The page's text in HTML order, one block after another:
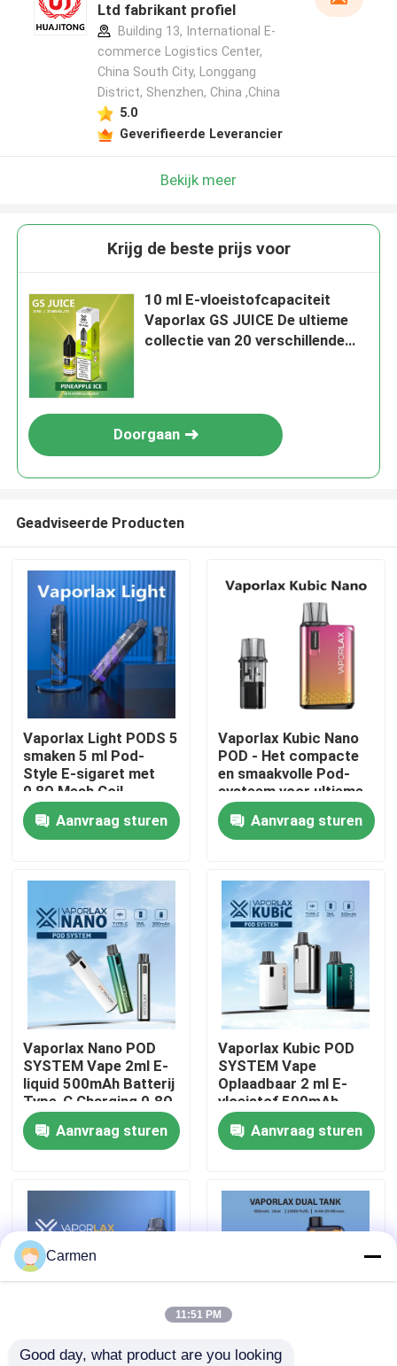
Producten
Videos
Over ons
Fabrieksreis
Kwaliteitscontrole
Contacteer ons
Vraag een offerte aan
ELFBAR Vape
Ltd fabrikant profiel
Building 13, International E-
commerce Logistics Center,
China South City, Longgang
District, Shenzhen, China ,China
5.0
Geverifieerde Leverancier
Bekijk meer
Krijg de beste prijs voor
10 ml E-vloeistofcapaciteit
Vaporlax GS JUICE De ultieme
collectie van 20 verschillende
Doorgaan
Geadviseerde Producten
Vaporlax Light PODS 5
smaken 5 ml Pod-
Style E-sigaret met
0,8Ω Mesh Coil
500mAh Batterij Type-
C Opladen en Slank
Ontwerp
Aanvraag sturen
Vaporlax Kubic Nano
POD - Het compacte
en smaakvolle Pod-
systeem voor ultieme
vaping-tevredenheid
Aanvraag sturen
Vaporlax Nano POD
SYSTEM Vape 2ml E-
liquid 500mAh Batterij
Type-C Charging 0.8Ω
Mesh Coil Technologie
Aanvraag sturen
Vaporlax Kubic POD
SYSTEM Vape
Oplaadbaar 2 ml E-
vloeistof 500mAh
Batterijcapaciteit
Type-C-poort 0,8Ω
Mesh Coil
Aanvraag sturen
Vaporlax Light 5 Vaporlax DUAL TANK
Carmen
11:51 PM
Good day, what product are you looking